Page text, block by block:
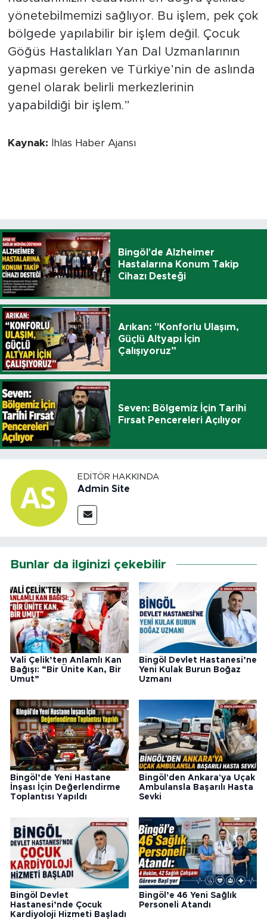
yönetebilmemizi sağlıyor. Bu işlem, pek çok
bölgede yapılabilir bir işlem değil. Çocuk
Göğüs Hastalıkları Yan Dal Uzmanlarının
yapması gereken ve Türkiye’nin de aslında
genel olarak belirli merkezlerinin
yapabildiği bir işlem.”
Kaynak: İhlas Haber Ajansı
Bingöl'de Alzheimer
Hastalarına Konum Takip
Cihazı Desteği
Arıkan: "Konforlu Ulaşım,
Güçlü Altyapı İçin
Çalışıyoruz”
Seven: Bölgemiz İçin Tarihi
Fırsat Pencereleri Açılıyor
EDITÖR HAKKINDA
Admin Site
Bunlar da ilginizi çekebilir
Vali Çelik’ten Anlamlı Kan
Bağışı: “Bir Ünite Kan, Bir
Umut”
Bingöl Devlet Hastanesi’ne
Yeni Kulak Burun Boğaz
Uzmanı
Bingöl’de Yeni Hastane
İnşası İçin Değerlendirme
Toplantısı Yapıldı
Bingöl'den Ankara'ya Uçak
Ambulansla Başarılı Hasta
Sevki
Bingöl Devlet
Hastanesi’nde Çocuk
Kardiyoloji Hizmeti Başladı
Bingöl’e 46 Yeni Sağlık
Personeli Atandı